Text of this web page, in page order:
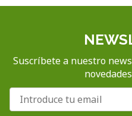
Suscríbete a nuestro